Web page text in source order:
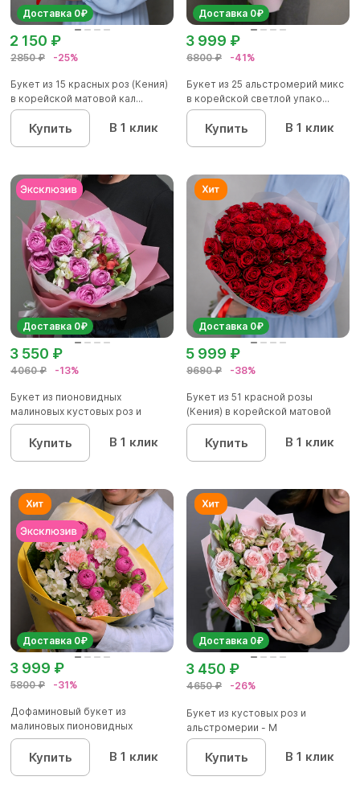
Доставка 0₽
2850 ₽ -25%
2 150 ₽
Букет из 15 красных роз (Кения)
в корейской матовой кал...
Купить В 1 клик
Доставка 0₽
6800 ₽ -41%
3 999 ₽
Букет из 25 альстромерий микс
в корейской светлой упако...
Купить В 1 клик
Доставка 0₽
4060 ₽ -13%
3 550 ₽
Букет из пионовидных
малиновых кустовых роз и
альстроме...
Купить В 1 клик
Доставка 0₽
9690 ₽ -38%
5 999 ₽
Букет из 51 красной розы
(Кения) в корейской матовой
уп...
Купить В 1 клик
Доставка 0₽
5800 ₽ -31%
3 999 ₽
Дофаминовый букет из
малиновых пионовидных
кустовых роз...
Купить В 1 клик
Доставка 0₽
4650 ₽ -26%
3 450 ₽
Букет из кустовых роз и
альстромерии - М
Купить В 1 клик